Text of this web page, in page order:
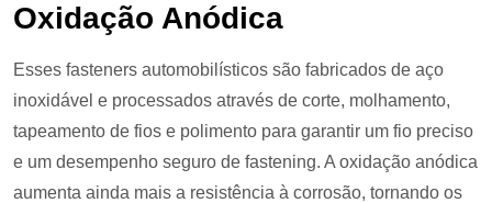
Oxidação Anódica
Esses fasteners automobilísticos são fabricados de aço
inoxidável e processados através de corte, molhamento,
tapeamento de fios e polimento para garantir um fio preciso
e um desempenho seguro de fastening. A oxidação anódica
aumenta ainda mais a resistência à corrosão, tornando os